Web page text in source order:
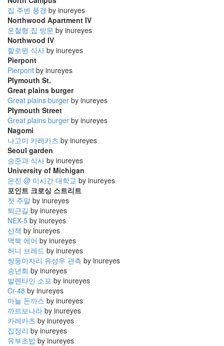
집 주변 풍경 by inureyes
Northwood Apartment IV
운철형 집 방문 by inureyes
Northwood IV
할로윈 식사 by inureyes
Pierpont
Pierpont by inureyes
Plymouth St.
Great plains burger
Great plains burger by inureyes
Plymouth Street
Great plains burger by inureyes
Nagomi
나고미 카레카츠 by inureyes
Seoul garden
승준과 식사 by inureyes
University of Michigan
은진 @ 미시간 대학교 by inureyes
포인트 크로싱 스트리트
첫 주말 by inureyes
퇴근길 by inureyes
NEX-5 by inureyes
산책 by inureyes
맥북 에어 by inureyes
허니 브레드 by inureyes
쌍둥이자리 유성우 관측 by inureyes
송년회 by inureyes
발렌타인 소포 by inureyes
Cr-48 by inureyes
마늘 돈까스 by inureyes
까르보나라 by inureyes
카레카츠 by inureyes
집정리 by inureyes
유부초밥 by inureyes